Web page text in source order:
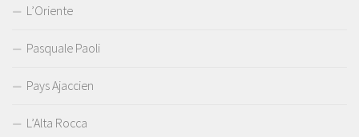
L’Oriente
Pasquale Paoli
Pays Ajaccien
L’Alta Rocca